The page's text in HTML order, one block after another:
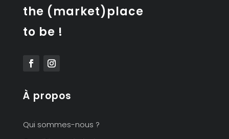
the (market)place
to be !
À propos
Qui sommes-nous ?